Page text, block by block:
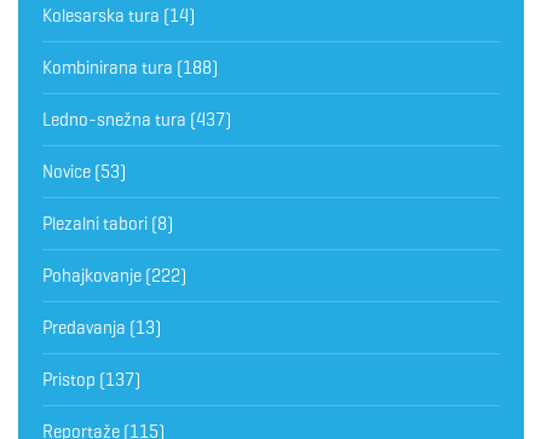
Kolesarska tura (14)
Kombinirana tura (188)
Ledno-snežna tura (437)
Novice (53)
Plezalni tabori (8)
Pohajkovanje (222)
Predavanja (13)
Pristop (137)
Reportaže (115)